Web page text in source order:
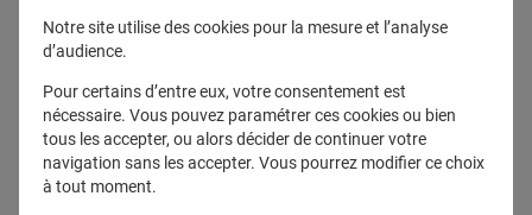
10 juin 2025
Notre site utilise des cookies pour la mesure et l’analyse
d’audience.
Pour certains d’entre eux, votre consentement est
nécessaire. Vous pouvez paramétrer ces cookies ou bien
tous les accepter, ou alors décider de continuer votre
navigation sans les accepter. Vous pourrez modifier ce choix
à tout moment.